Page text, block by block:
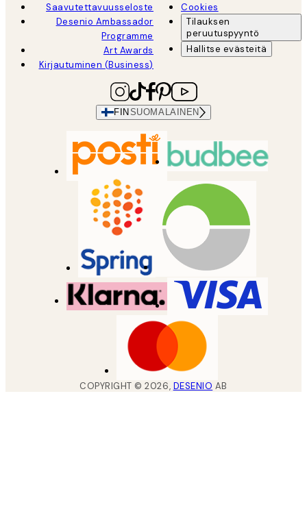
Saavutettavuusseloste
Desenio Ambassador
Programme
Art Awards
Kirjautuminen (Business)
Cookies
Tilauksen
peruutuspyyntö
Hallitse evästeitä
FIN SUOMALAINEN
COPYRIGHT ©2026, DESENIO AB